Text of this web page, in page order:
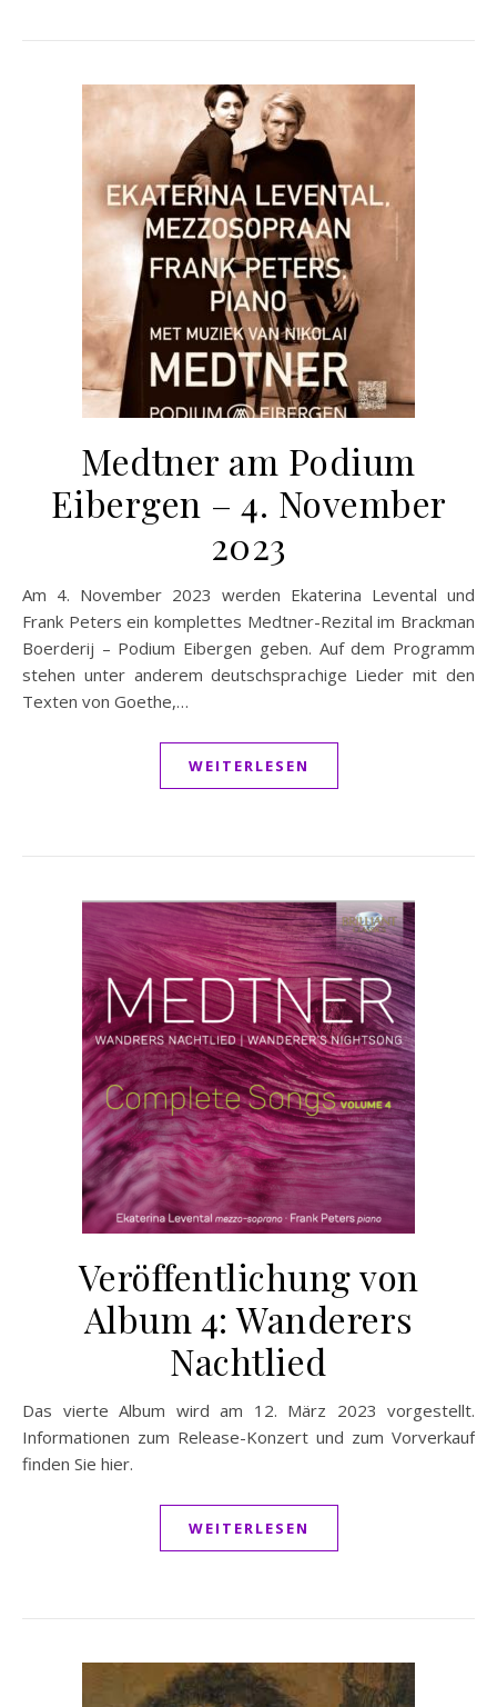
Medtner am Podium
Eibergen – 4. November
2023
Am 4. November 2023 werden Ekaterina Levental und
Frank Peters ein komplettes Medtner-Rezital im Brackman
Boerderij – Podium Eibergen geben. Auf dem Programm
stehen unter anderem deutschsprachige Lieder mit den
Texten von Goethe,…
WEITERLESEN
Veröffentlichung von
Album 4: Wanderers
Nachtlied
Das vierte Album wird am 12. März 2023 vorgestellt.
Informationen zum Release-Konzert und zum Vorverkauf
finden Sie hier.
WEITERLESEN